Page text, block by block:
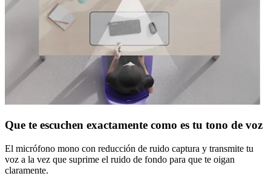
Que te escuchen exactamente como es tu tono de voz
El micrófono mono con reducción de ruido captura y transmite tu
voz a la vez que suprime el ruido de fondo para que te oigan
claramente.